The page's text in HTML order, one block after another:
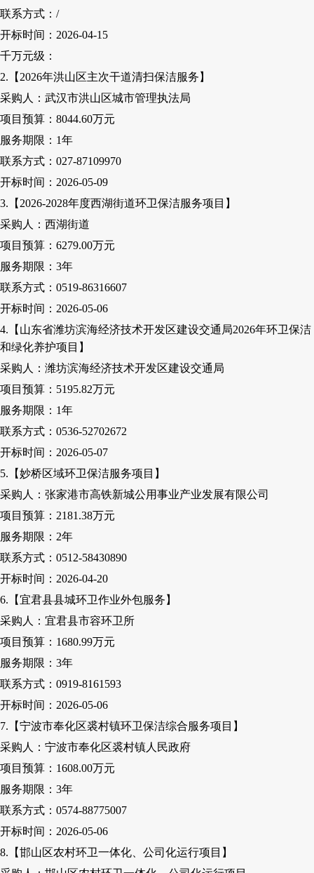
联系方式： /
开标时间： 2026-04-15
千万元级：
2.【2026年洪山区主次干道清扫保洁服务】
采购人：武汉市洪山区城市管理执法局
项目预算： 8044.60万元
服务期限： 1年
联系方式： 027-87109970
开标时间： 2026-05-09
3.【2026-2028年度西湖街道环卫保洁服务项目】
采购人
：西湖街道
项目预算： 6279.00万元
服务期限： 3年
联系方式： 0519-86316607
开标时间： 2026-05-06
4.【山东省潍坊滨海经济技术开发区建设交通局2026年环卫保洁
和绿化养护项目】
采购人
：潍坊滨海经济技术开发区建设交通局
项目预算： 5195.82万元
服务期限： 1年
联系方式： 0536-52702672
开标时间： 2026-05-07
5.【妙桥区域环卫保洁服务项目】
采购人
：张家港市高铁新城公用事业产业发展有限公司
项目预算： 2181.38万元
服务期限： 2年
联系方式： 0512-58430890
开标时间： 2026-04-20
6.【宜君县县城环卫作业外包服务】
采购人
：宜君县市容环卫所
项目预算： 1680.99万元
服务期限： 3年
联系方式： 0919-8161593
开标时间： 2026-05-06
7.【宁波市奉化区裘村镇环卫保洁综合服务项目】
采购人
：宁波市奉化区裘村镇人民政府
项目预算： 1608.00万元
服务期限： 3年
联系方式： 0574-88775007
开标时间： 2026-05-06
8.【邯山区农村环卫一体化、公司化运行项目】